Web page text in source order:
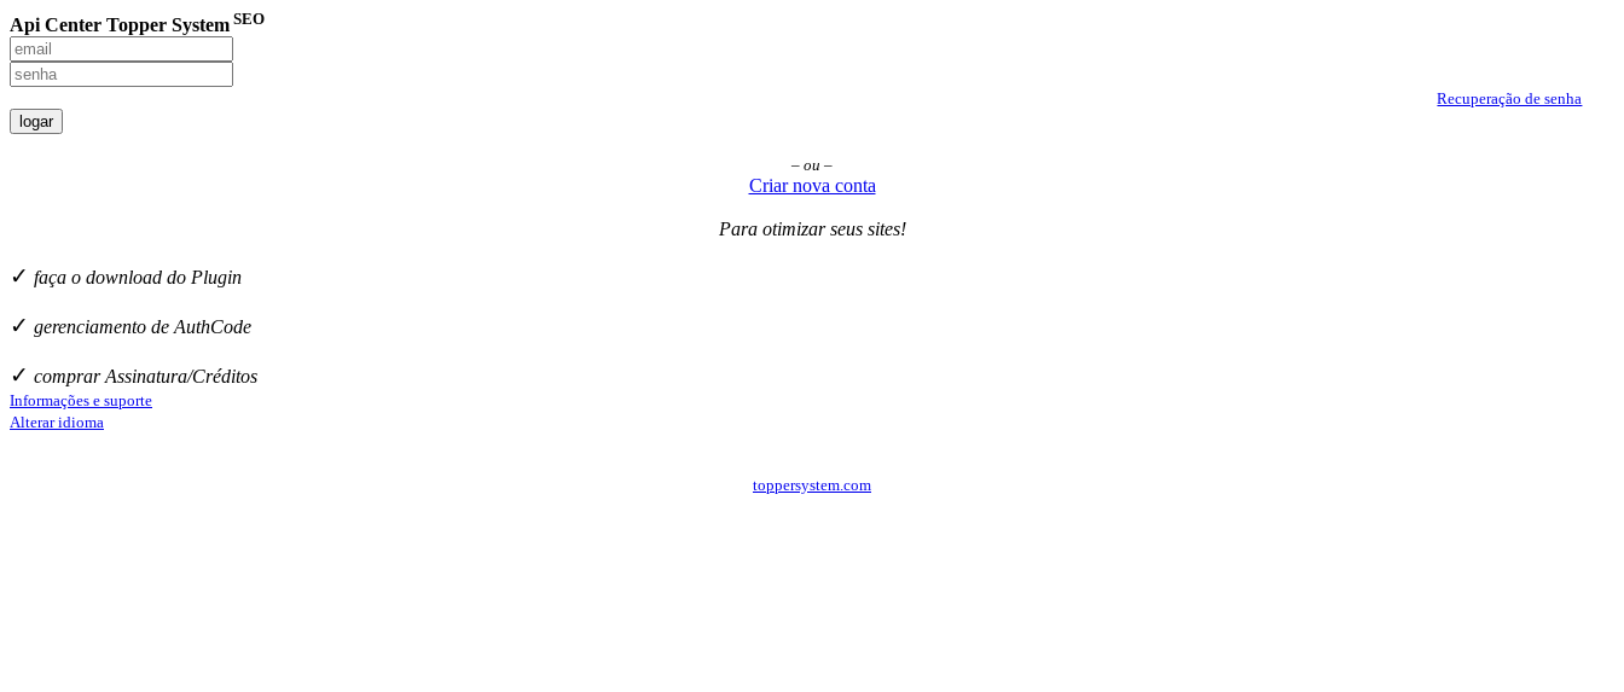
Api Center Topper System SEO
Recuperação de senha
logar
– ou –
Criar nova conta
Para otimizar seus sites!
✓ faça o download do Plugin
✓ gerenciamento de AuthCode
✓ comprar Assinatura/Créditos
Informações e suporte
Alterar idioma
toppersystem.com